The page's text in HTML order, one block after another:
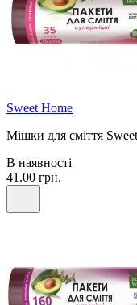
Sweet Home
Мішки для сміття
В наявності
41.00 грн.